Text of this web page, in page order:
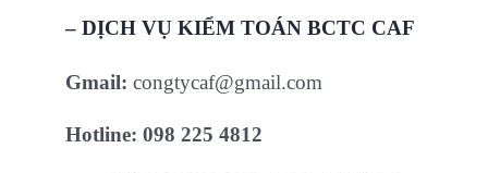
– DỊCH VỤ KIỂM TOÁN BCTC CAF
Gmail: congtycaf@gmail.com
Hotline: 098 225 4812